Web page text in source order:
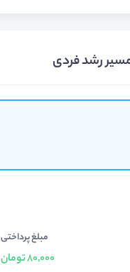
رشد فردی
مبلغ پرداختی
80,000 تومان